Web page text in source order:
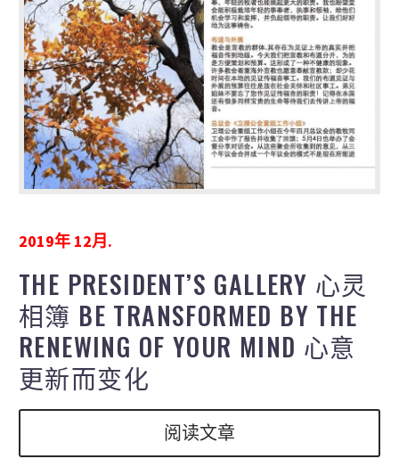
2019年 12月.
THE PRESIDENT’S GALLERY 心灵
相簿 BE TRANSFORMED BY THE
RENEWING OF YOUR MIND 心意
更新而变化
阅读文章